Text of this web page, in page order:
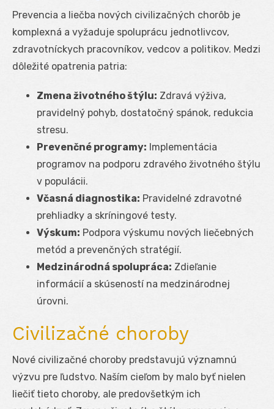
Prevencia a liečba nových civilizačných chorôb je
komplexná a vyžaduje spoluprácu jednotlivcov,
zdravotníckych pracovníkov, vedcov a politikov. Medzi
dôležité opatrenia patria:
Zmena životného štýlu: Zdravá výživa,
pravidelný pohyb, dostatočný spánok, redukcia
stresu.
Prevenčné programy: Implementácia
programov na podporu zdravého životného štýlu
v populácii.
Včasná diagnostika: Pravidelné zdravotné
prehliadky a skríningové testy.
Výskum: Podpora výskumu nových liečebných
metód a prevenčných stratégií.
Medzinárodná spolupráca: Zdieľanie
informácií a skúseností na medzinárodnej
úrovni.
Civilizačné choroby
Nové civilizačné choroby predstavujú významnú
výzvu pre ľudstvo. Naším cieľom by malo byť nielen
liečiť tieto choroby, ale predovšetkým ich